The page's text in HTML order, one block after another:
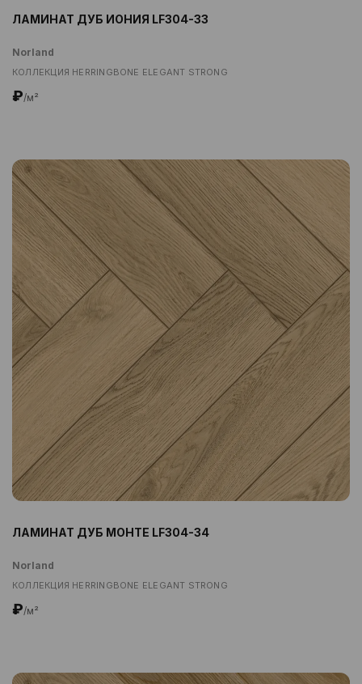
ЛАМИНАТ ДУБ ИОНИЯ LF304-33
Norland
КОЛЛЕКЦИЯ HERRINGBONE ELEGANT STRONG
₽/м²
ЛАМИНАТ ДУБ МОНТЕ LF304-34
Norland
КОЛЛЕКЦИЯ HERRINGBONE ELEGANT STRONG
₽/м²